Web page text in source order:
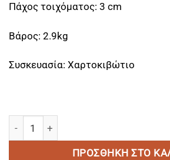
Πάχος τοιχόματος: 3 cm
Βάρος: 2.9kg
Συσκευασία: Χαρτοκιβώτιο
ΠΡΟΣΘΉΚΗ ΣΤΟ